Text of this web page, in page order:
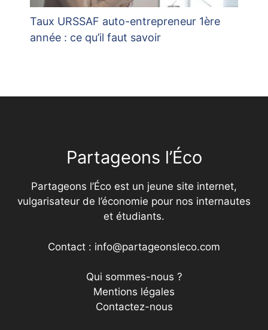
Taux URSSAF auto-entrepreneur 1ère
année : ce qu’il faut savoir
Partageons l’Éco
Partageons l’Éco est un jeune site internet,
vulgarisateur de l’économie pour nos internautes
et étudiants.
Contact : info@partageonsleco.com
Qui sommes-nous ?
Mentions légales
Contactez-nous